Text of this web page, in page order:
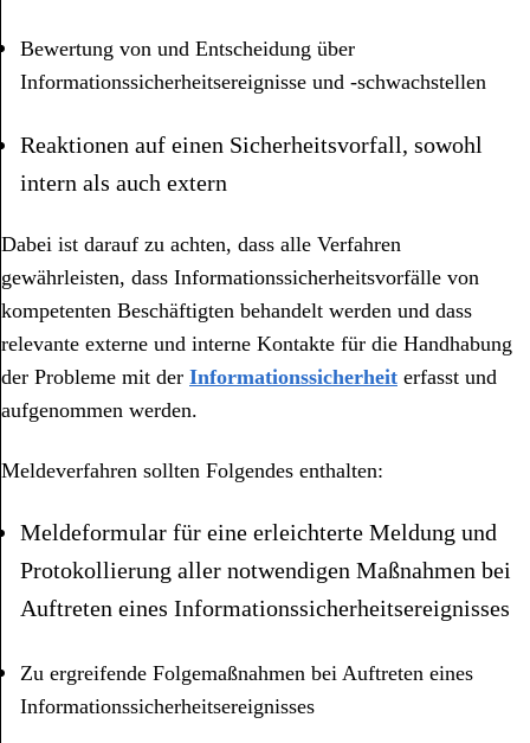
Bewertung von und Entscheidung über
Informationssicherheitsereignisse und ‑schwachstellen
Reaktionen auf einen Sicherheitsvorfall, sowohl
intern als auch extern
Dabei ist darauf zu achten, dass alle Verfahren
gewährleisten, dass Informationssicherheitsvorfälle von
kompetenten Beschäftigten behandelt werden und dass
relevante externe und interne Kontakte für die Handhabung
der Probleme mit der Informationssicherheit erfasst und
aufgenommen werden.
Meldeverfahren sollten Folgendes enthalten:
Meldeformular für eine erleichterte Meldung und
Protokollierung aller notwendigen Maßnahmen bei
Auftreten eines Informationssicherheitsereignisses
Zu ergreifende Folgemaßnahmen bei Auftreten eines
Informationssicherheitsereignisses